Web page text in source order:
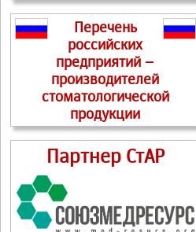
Перечень
российских
предприятий –
производителей
стоматологической
продукции
Партнер СтАР